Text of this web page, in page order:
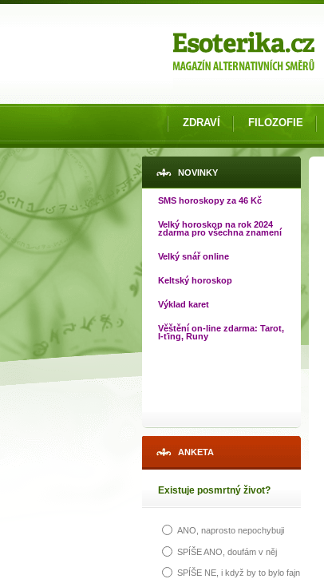
ZDRAVÍ FILOZOFIE
NOVINKY
SMS horoskopy za 46 Kč
Velký horoskop na rok 2024
zdarma pro všechna znamení
Velký snář online
Keltský horoskop
Výklad karet
Věštění on-line zdarma: Tarot,
I-ťing, Runy
ANKETA
Existuje posmrtný život?
ANO, naprosto nepochybuji
SPÍŠE ANO, doufám v něj
SPÍŠE NE, i když by to bylo fajn